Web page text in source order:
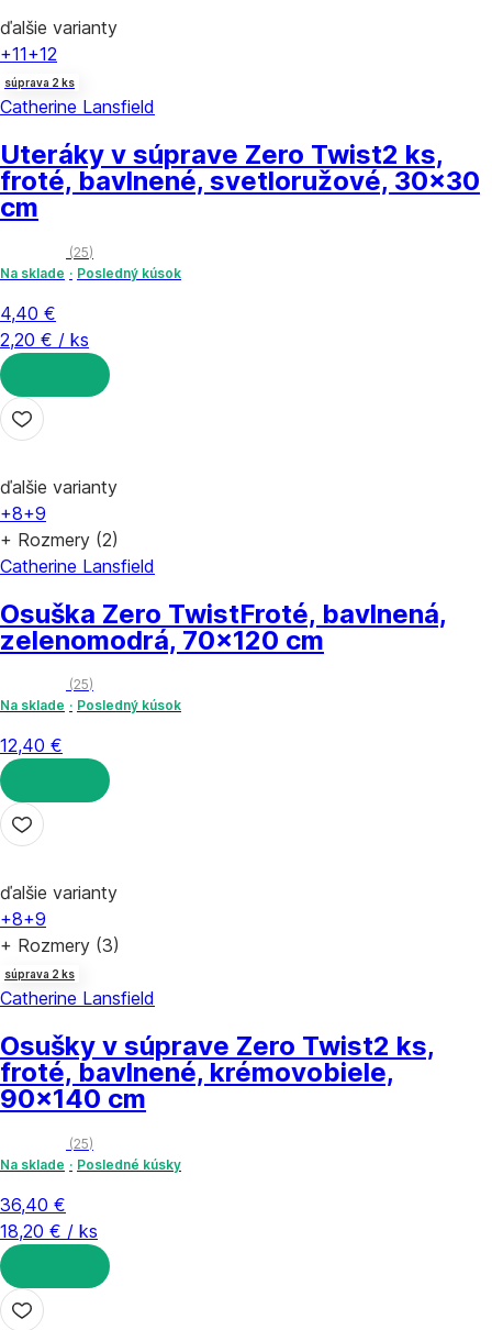
ďalšie varianty
+11+12
súprava 2 ks
Catherine Lansfield
Uteráky v súprave Zero Twist2 ks,
froté, bavlnené, svetloružové, 30x30
cm
(25)
Na sklade
Posledný kúsok
4,40 €
2,20 € / ks
DO KOŠÍKA
ďalšie varianty
+8+9
+ Rozmery (2)
Catherine Lansfield
Osuška Zero TwistFroté, bavlnená,
zelenomodrá, 70x120 cm
(25)
Na sklade
Posledný kúsok
12,40 €
DO KOŠÍKA
ďalšie varianty
+8+9
+ Rozmery (3)
súprava 2 ks
Catherine Lansfield
Osušky v súprave Zero Twist2 ks,
froté, bavlnené, krémovobiele,
90x140 cm
(25)
Na sklade
Posledné kúsky
36,40 €
18,20 € / ks
DO KOŠÍKA